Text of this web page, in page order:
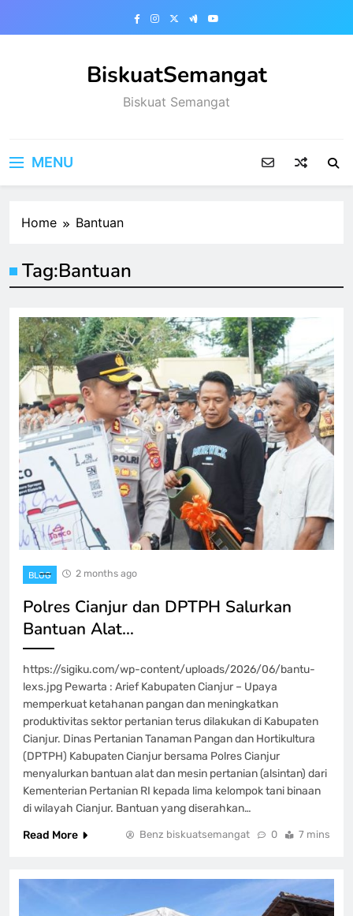
BiskuatSemangat
Biskuat Semangat
MENU
Home Bantuan
Tag:Bantuan
BLOG 2 months ago
Polres Cianjur dan DPTPH Salurkan
Bantuan Alat…
https://sigiku.com/wp-content/uploads/2026/06/bantu-
lexs.jpg Pewarta : Arief Kabupaten Cianjur – Upaya
memperkuat ketahanan pangan dan meningkatkan
produktivitas sektor pertanian terus dilakukan di Kabupaten
Cianjur. Dinas Pertanian Tanaman Pangan dan Hortikultura
(DPTPH) Kabupaten Cianjur bersama Polres Cianjur
menyalurkan bantuan alat dan mesin pertanian (alsintan) dari
Kementerian Pertanian RI kepada lima kelompok tani binaan
di wilayah Cianjur. Bantuan yang diserahkan…
Read More
Benz biskuatsemangat 0 7 mins